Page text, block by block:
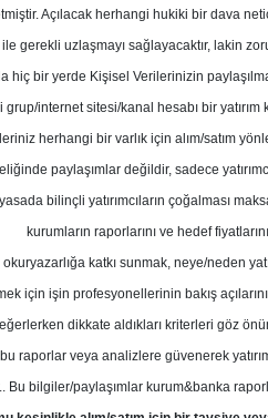
Kurum
21
Cuma, 18 Temmuz 2025
ISCTR Hedef Fiyat
Açılacak herhangi hukiki bir dava
gerekli uzlaşmayı sağlayacaktır, lakin
hiç bir yerde Kişisel Verilerinizin
grup/internet sitesi/kanal hesabı bir
herhangi bir varlık için alım/satım
paylaşımlar değildir, sadece
bilinçli yatırımcıların çoğalması
kurumların raporlarını ve hedef
katkı sunmak, neye/neden
için işin profesyonellerinin bakış
dikkate aldıkları kriterleri göz
raporlar veya analizlere güvenerek
Bu bilgiler/paylaşımlar kurum&banka